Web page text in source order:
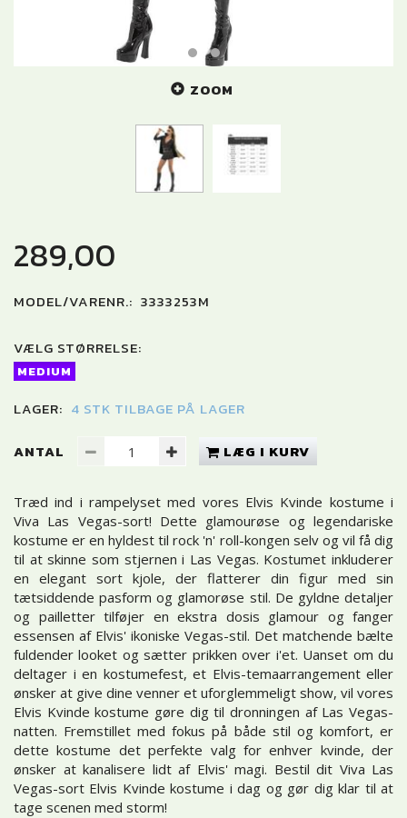
ZOOM
289,00
MODEL/VARENR.: 3333253M
VÆLG STØRRELSE:
MEDIUM
LAGER: 4 STK TILBAGE PÅ LAGER
ANTAL LÆG I KURV
Træd ind i rampelyset med vores Elvis Kvinde kostume i
Viva Las Vegas-sort! Dette glamourøse og legendariske
kostume er en hyldest til rock 'n' roll-kongen selv og vil få dig
til at skinne som stjernen i Las Vegas. Kostumet inkluderer
en elegant sort kjole, der flatterer din figur med sin
tætsiddende pasform og glamorøse stil. De gyldne detaljer
og pailletter tilføjer en ekstra dosis glamour og fanger
essensen af Elvis' ikoniske Vegas-stil. Det matchende bælte
fuldender looket og sætter prikken over i'et. Uanset om du
deltager i en kostumefest, et Elvis-temaarrangement eller
ønsker at give dine venner et uforglemmeligt show, vil vores
Elvis Kvinde kostume gøre dig til dronningen af Las Vegas-
natten. Fremstillet med fokus på både stil og komfort, er
dette kostume det perfekte valg for enhver kvinde, der
ønsker at kanalisere lidt af Elvis' magi. Bestil dit Viva Las
Vegas-sort Elvis Kvinde kostume i dag og gør dig klar til at
tage scenen med storm!